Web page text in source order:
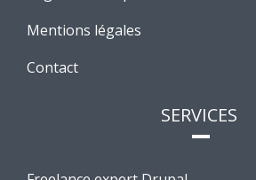
Mentions légales
Contact
SERVICES